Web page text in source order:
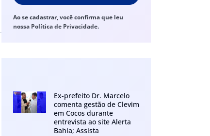
Ao se cadastrar, você confirma que leu
nossa Política de Privacidade.
Ex-prefeito Dr. Marcelo
comenta gestão de Clevim
em Cocos durante
entrevista ao site Alerta
Bahia; Assista